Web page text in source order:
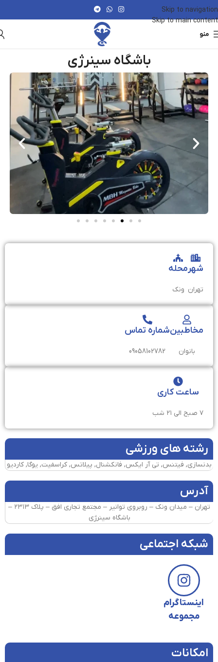
Skip to navigation
Skip to main content
منو
باشگاه سینرژی
شهر
تهران
محله
ونک
مخاطبین
بانوان
شماره تماس
09058102782
ساعت کاری
۷ صبح الی ۲۱ شب
رشته های ورزشی
بدنسازی, فیتنس, تی آر ایکس, فانکشنال, پیلاتس, کراسفیت, یوگا, کاردیو
آدرس
تهران – میدان ونک – روبروی توانیر – مجتمع تجاری افق – پلاک ۲۳۱۳ –
باشگاه سینرژی
شبکه اجتماعی
اینستاگرام
مجموعه
امکانات​